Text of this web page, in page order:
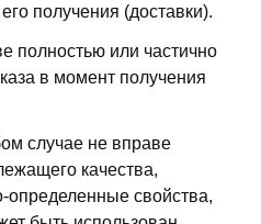
получения (доставки).
полностью или частично
в момент получения
случае не вправе
качества,
свойства,